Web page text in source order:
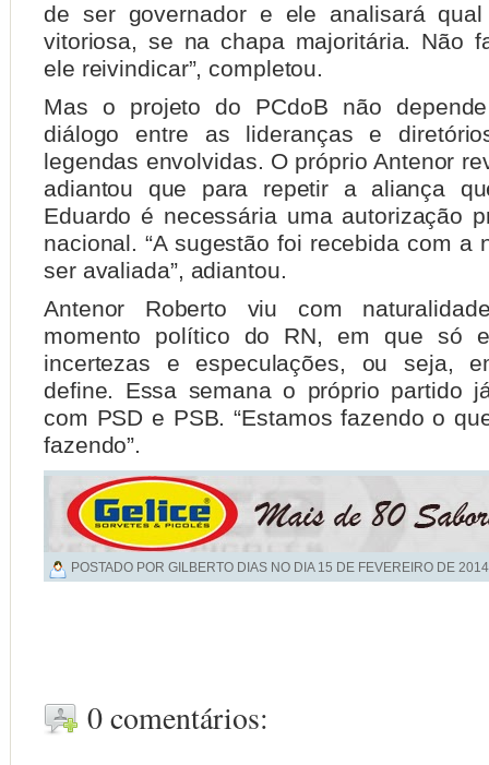
de ser governador e ele analisará
vitoriosa, se na chapa majoritária. Não
ele reivindicar”, completou.
Mas o projeto do PCdoB não
diálogo entre as lideranças e
legendas envolvidas. O próprio Antenor
adiantou que para repetir a aliança
Eduardo é necessária uma autorização
nacional. “A sugestão foi recebida com a
ser avaliada”, adiantou.
Antenor Roberto viu com
momento político do RN, em que só
incertezas e especulações, ou seja,
define. Essa semana o próprio partido
com PSD e PSB. “Estamos fazendo o
fazendo”.
POSTADO POR GILBERTO DIAS NO DIA 15 DE FEVEREIRO DE 2014
0 comentários: